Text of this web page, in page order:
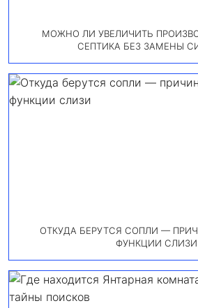
МОЖНО ЛИ УВЕЛИЧИТЬ
СЕПТИКА БЕЗ ЗАМЕНЫ
ОТКУДА БЕРУТСЯ СОПЛИ —
ФУНКЦИИ СЛИЗИ